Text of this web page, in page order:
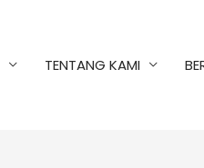
TENTANG KAMI